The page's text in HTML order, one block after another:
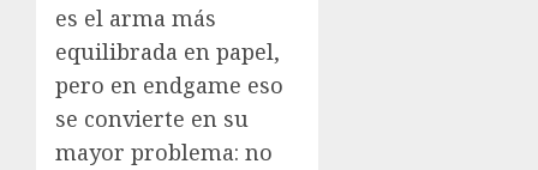
es el arma más
equilibrada en papel,
pero en endgame eso
se convierte en su
mayor problema: no